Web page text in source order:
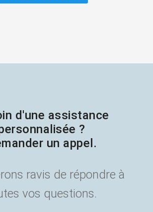
d'une assistance
?
un appel.
ravis de répondre à
vos questions.